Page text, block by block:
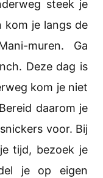
steek je
kom je langs de
muren. Ga
Deze dag is
kom je niet
daarom je
voor. Bij
tijd, bezoek je
je op eigen